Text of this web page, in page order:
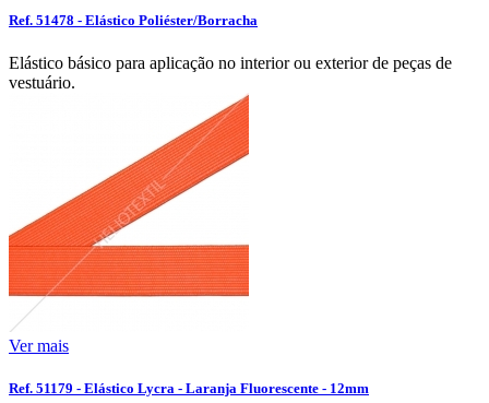
Ref. 51478 - Elástico Poliéster/Borracha
Elástico básico para aplicação no interior ou exterior de peças de
vestuário.
Ver mais
Ref. 51179 - Elástico Lycra - Laranja Fluorescente - 12mm